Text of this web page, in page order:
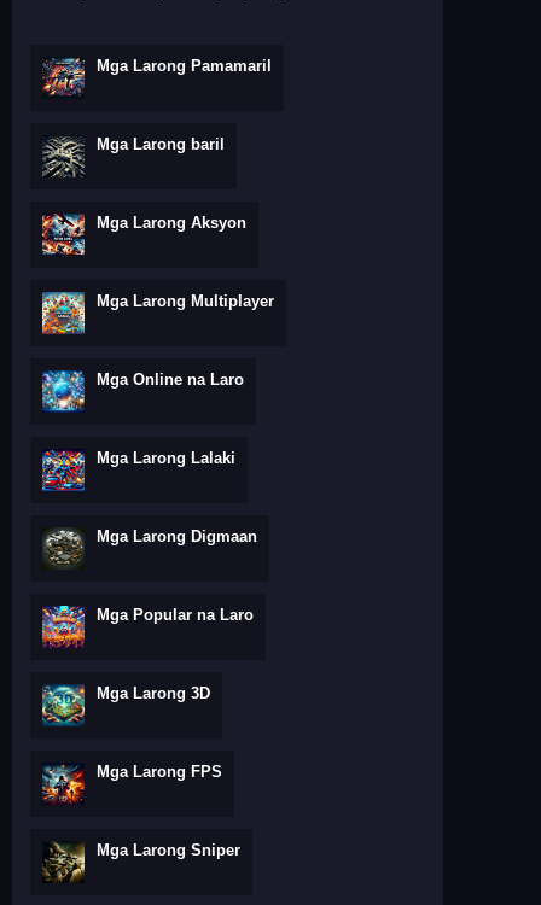
Mga Larong Pamamaril
Mga Larong baril
Mga Larong Aksyon
Mga Larong Multiplayer
Mga Online na Laro
Mga Larong Lalaki
Mga Larong Digmaan
Mga Popular na Laro
Mga Larong 3D
Mga Larong FPS
Mga Larong Sniper